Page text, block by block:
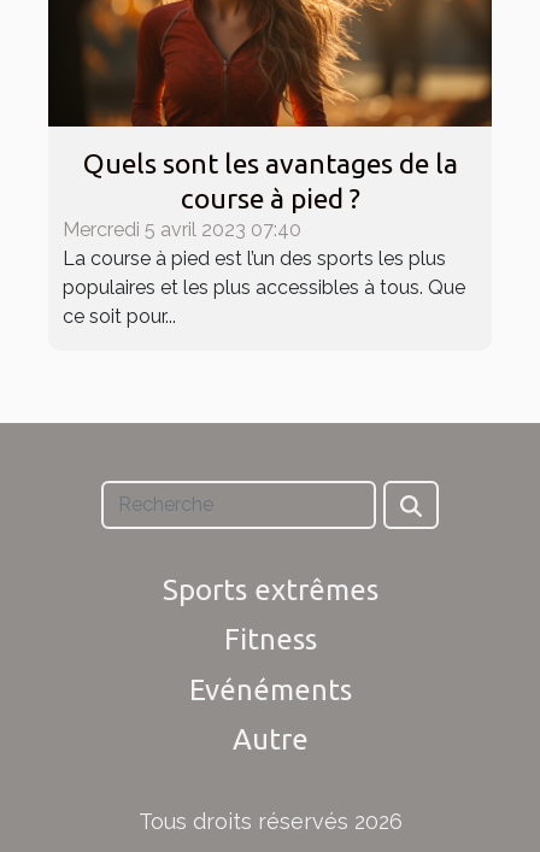
Quels sont les avantages de la
course à pied ?
Mercredi 5 avril 2023 07:40
La course à pied est l’un des sports les plus
populaires et les plus accessibles à tous. Que
ce soit pour...
Sports extrêmes
Fitness
Evénéments
Autre
Tous droits réservés 2026